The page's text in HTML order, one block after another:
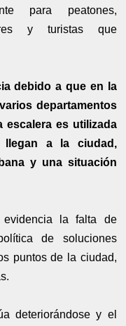
para peatones,
y turistas que
debido a que en la
departamentos
es utilizada
llegan a la ciudad,
y una situación
la falta de
de soluciones
puntos de la ciudad,
deteriorándose y el